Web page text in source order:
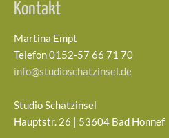
Kontakt
Martina Empt
Telefon 0152-57 66 71 70
info@studioschatzinsel.de
Studio Schatzinsel
Hauptstr. 26 | 53604 Bad Honnef